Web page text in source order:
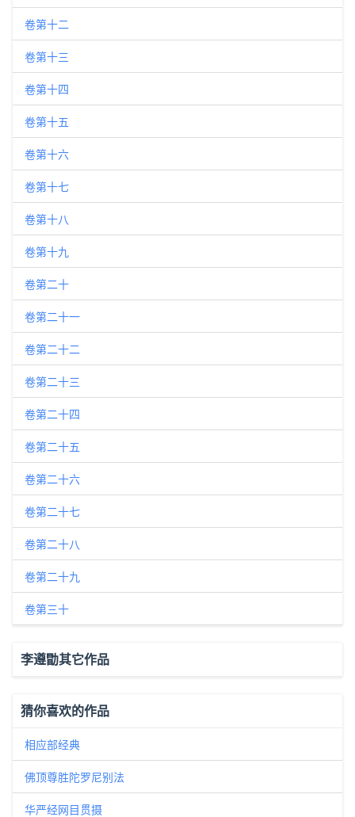
卷第十二
卷第十三
卷第十四
卷第十五
卷第十六
卷第十七
卷第十八
卷第十九
卷第二十
卷第二十一
卷第二十二
卷第二十三
卷第二十四
卷第二十五
卷第二十六
卷第二十七
卷第二十八
卷第二十九
卷第三十
李遵勖其它作品
猜你喜欢的作品
相应部经典
佛顶尊胜陀罗尼别法
华严经网目贯摄